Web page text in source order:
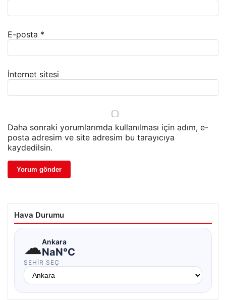
E-posta *
İnternet sitesi
Daha sonraki yorumlarımda kullanılması için adım, e-
posta adresim ve site adresim bu tarayıcıya
kaydedilsin.
Hava Durumu
☁Ankara
NaN°C
ŞEHIR SEÇ